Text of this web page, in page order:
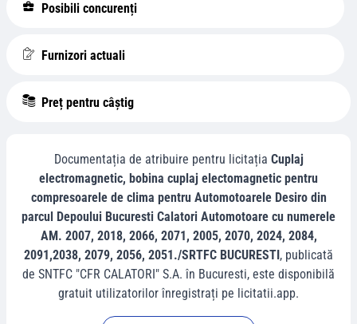
Posibili concurenți
Furnizori actuali
Preț pentru câștig
Documentația de atribuire pentru licitația Cuplaj
electromagnetic, bobina cuplaj electomagnetic pentru
compresoarele de clima pentru Automotoarele Desiro din
parcul Depoului Bucuresti Calatori Automotoare cu numerele
AM. 2007, 2018, 2066, 2071, 2005, 2070, 2024, 2084,
2091,2038, 2079, 2056, 2051./SRTFC BUCURESTI, publicată
de SNTFC "CFR CALATORI" S.A. în Bucuresti, este disponibilă
gratuit utilizatorilor înregistrați pe licitatii.app.